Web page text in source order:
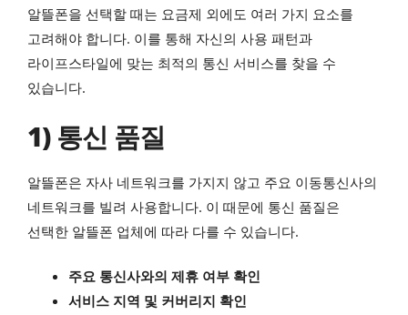
알뜰폰을 선택할 때는 요금제 외에도 여러 가지 요소를
고려해야 합니다. 이를 통해 자신의 사용 패턴과
라이프스타일에 맞는 최적의 통신 서비스를 찾을 수
있습니다.
1) 통신 품질
알뜰폰은 자사 네트워크를 가지지 않고 주요 이동통신사의
네트워크를 빌려 사용합니다. 이 때문에 통신 품질은
선택한 알뜰폰 업체에 따라 다를 수 있습니다.
주요 통신사와의 제휴 여부 확인
서비스 지역 및 커버리지 확인